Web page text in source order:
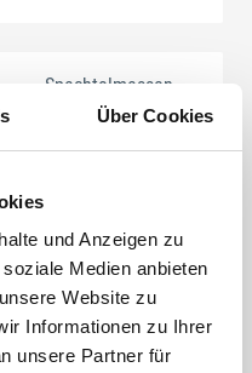
Über Cookies
und Anzeigen zu
Medien anbieten
Website zu
Informationen zu Ihrer
unsere Partner für
Spachtelmassen